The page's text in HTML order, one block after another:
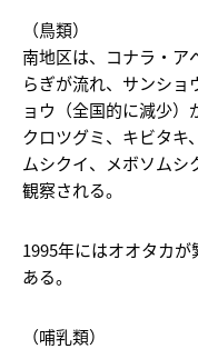
（鳥類）
南地区は、コナラ・ア
らぎが流れ、サンショ
ョウ（全国的に減少）
クロツグミ、キビタキ
ムシクイ、メボソム
観察される。
1995年にはオオタカ
ある。
（哺乳類）